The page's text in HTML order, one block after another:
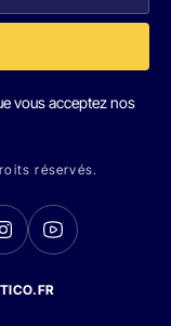
vous acceptez nos
réservés.